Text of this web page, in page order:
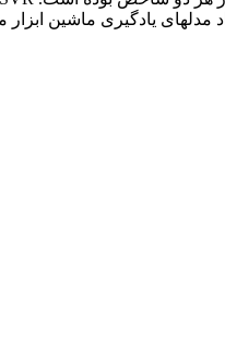
نشان داد مدل‏های یادگیری